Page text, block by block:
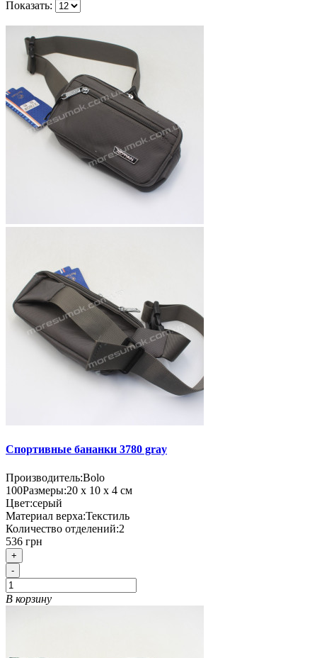
Показать:
Спортивные бананки 3780 gray
Производитель:Bolo
100Размеры:20 х 10 х 4 см
Цвет:серый
Материал верха:Текстиль
Количество отделений:2
536 грн
+
-
В корзину